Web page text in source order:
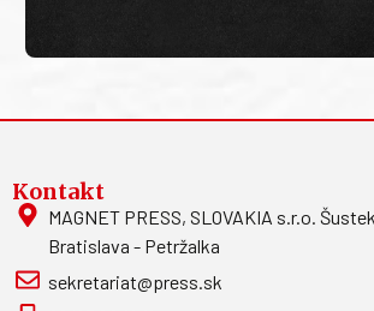
Kontakt
MAGNET PRESS, SLOVAKIA s.r.o.
Bratislava - Petržalka
sekretariat@press.sk